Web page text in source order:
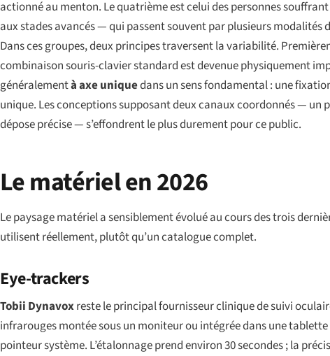
actionné au menton. Le quatrième est celui des personnes
aux stades avancés — qui passent souvent par plusieurs modalités
Dans ces groupes, deux principes traversent la variabilité.
combinaison souris-clavier standard est devenue physiquement
généralementà axe uniquedans un sens fondamental : une
unique. Les conceptions supposant deux canaux coordonnés —
dépose précise — s’effondrent le plus durement pour ce public.
Le matériel en 2026
Le paysage matériel a sensiblement évolué au cours des trois
utilisent réellement, plutôt qu’un catalogue complet.
Eye-trackers
Tobii Dynavoxreste le principal fournisseur clinique de suivi
infrarouges montée sous un moniteur ou intégrée dans une
pointeur système. L’étalonnage prend environ 30 secondes ; la